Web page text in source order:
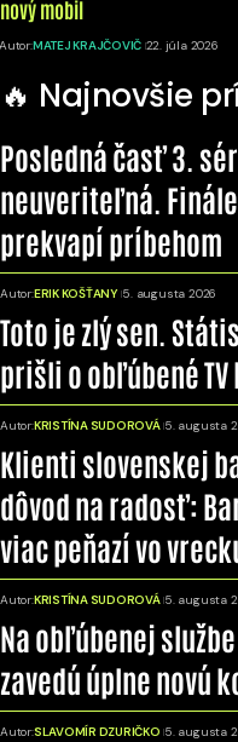
nový mobil
Autor:MATEJ KRAJČOVIČ 22. júla 2026
🔥 Najnovšie
Posledná časť 3.
neuveriteľná.
prekvapí príbehom
Autor:ERIK KOŠŤANY 5. augusta 2026
Toto je zlý sen.
prišli o obľúbené TV
Autor:KRISTÍNA SUDOROVÁ 5. augusta
Klienti slovenskej
dôvod na radosť:
viac peňazí vo
Autor:KRISTÍNA SUDOROVÁ 5. augusta
Na obľúbenej
zavedú úplne novú
Autor:SLAVOMÍR DZURIČKO 5. augusta